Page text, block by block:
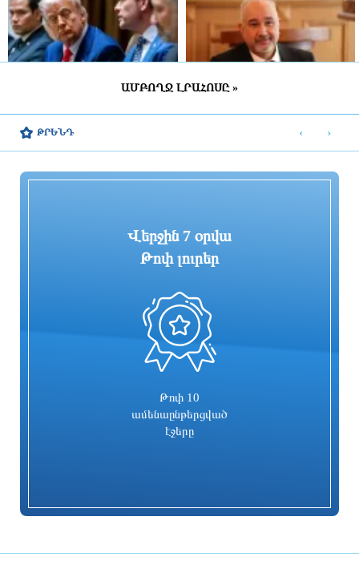
տեսնում ՌԴ-ում Իսլամաբադի
դեսպանը
Գյումրու համայնքապետարանի
նկատմամբ վստահության անկման և
կառույցի անգործության հերթական
փաստը՝ լուսանկարներով․ ՔՊ
ԱՄՆ վիզան պետք է օգտագործել
անցանելի են
ճարտարապետական դիմագիծն ու
ԱՄԲՈՂՋ ԼՐԱՀՈՍԸ »
ԹՐԵՆԴ
Վերջին 7 օրվա
Թոփ լուրեր
Թոփ 10
ամենաընթերցված
էջերը
‹ ›